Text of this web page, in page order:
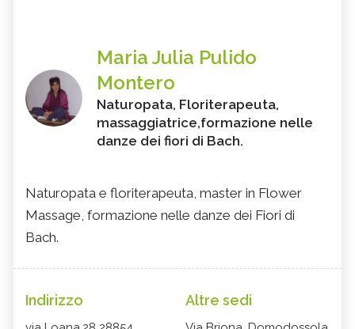
Maria Julia Pulido
Montero
Naturopata, Floriterapeuta,
massaggiatrice,formazione nelle
danze dei fiori di Bach.
Naturopata e floriterapeuta, master in Flower
Massage, formazione nelle danze dei Fiori di
Bach.
Indirizzo Altre sedi